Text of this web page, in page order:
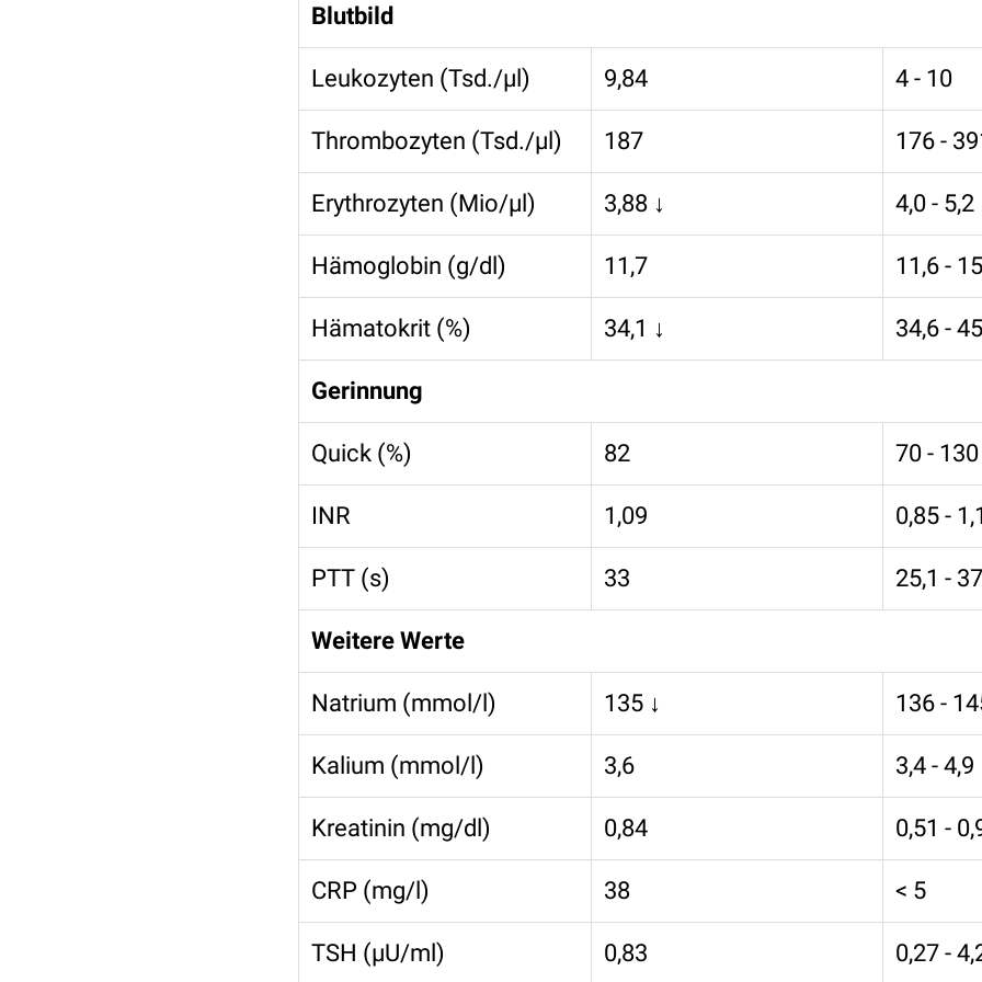
Blutbild
Leukozyten (Tsd./µl) 9,84 4 - 10
Thrombozyten (Tsd./µl) 187 176 -
Erythrozyten (Mio/µl) 3,88 ↓ 4,0 - 5,2
Hämoglobin (g/dl) 11,7 11,6 -
Hämatokrit (%) 34,1 ↓ 34,6 -
Gerinnung
Quick (%) 82 70 - 130
INR 1,09 0,85 -
PTT (s) 33 25,1 -
Weitere Werte
Natrium (mmol/l) 135 ↓ 136 -
Kalium (mmol/l) 3,6 3,4 - 4,9
Kreatinin (mg/dl) 0,84 0,51 -
CRP (mg/l) 38 < 5
TSH (µU/ml) 0,83 0,27 -